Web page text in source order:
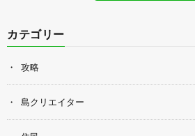
カテゴリー
攻略
島クリエイター